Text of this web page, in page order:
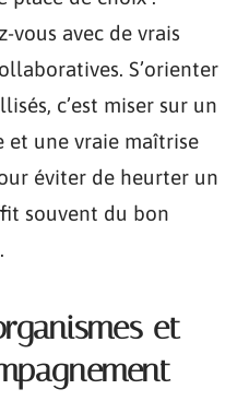
vous avec de vrais
S’orienter
c’est miser sur un
et une vraie maîtrise
éviter de heurter un
souvent du bon
et